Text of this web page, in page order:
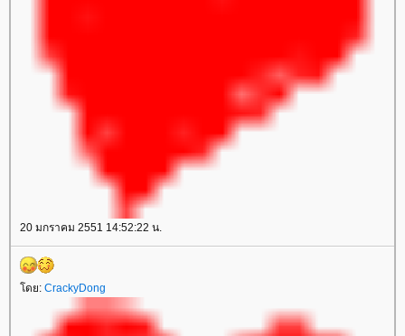
20 มกราคม 2551 14:52:22 น.
ดย: CrackyDong